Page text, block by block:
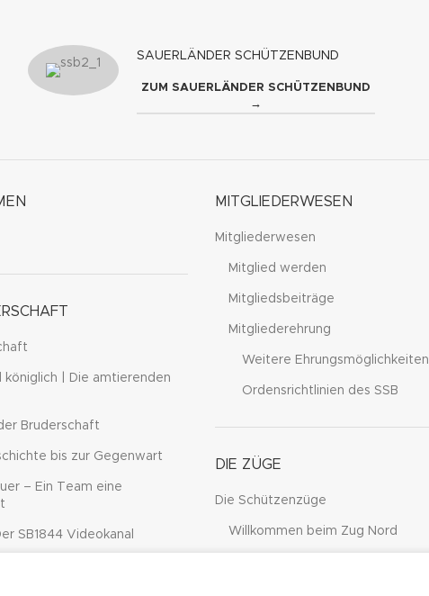
SAUERLÄNDER SCHÜTZENBUND
ZUM SAUERLÄNDER SCHÜTZENBUND
→
königlich | Die amtierenden
Bruderschaft
bis zur Gegenwart
– Ein Team eine
SB1844 Videokanal
MITGLIEDERWESEN
Mitgliederwesen
Mitglied werden
Mitgliedsbeiträge
Mitgliederehrung
Weitere Ehrungsmöglichkeiten
Ordensrichtlinien des SSB
DIE ZÜGE
Die Schützenzüge
Willkommen beim Zug Nord